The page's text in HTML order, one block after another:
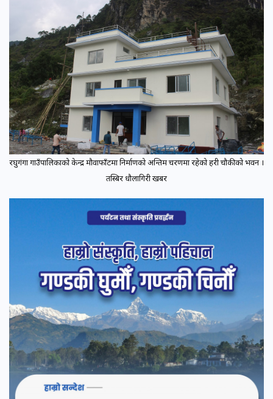
रघुगंगा गाउँपालिकाको केन्द्र मौवाफाँटमा निर्माणको अन्तिम चरणमा रहेको प्रहरी चौकीको भवन ।
तस्बिर धौलागिरी खबर